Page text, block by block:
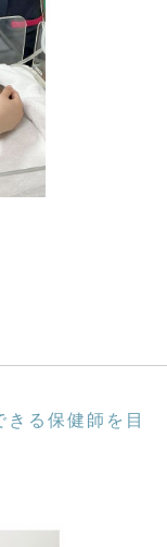
る保健師を目